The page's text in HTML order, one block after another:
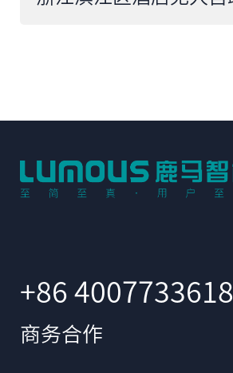
+86 4007733618
商务合作